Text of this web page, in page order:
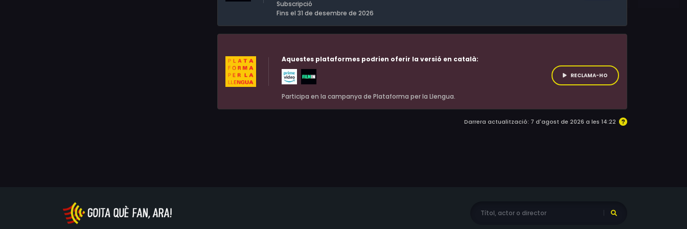
Subscripció
Fins el 31 de desembre de 2026
Aquestes plataformes podrien oferir la versió en català:
Participa en la campanya de Plataforma per la Llengua.
RECLAMA-HO
Darrera actualització: 7 d'agost de 2026 a les 14:22